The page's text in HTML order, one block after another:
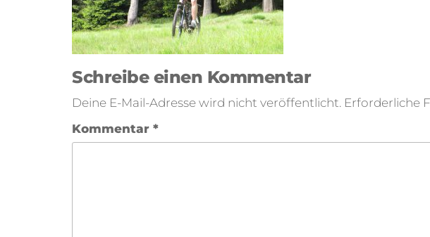
Schreibe einen Kommentar
Deine E-Mail-Adresse wird nicht veröffentlicht. Erforderliche
Kommentar *